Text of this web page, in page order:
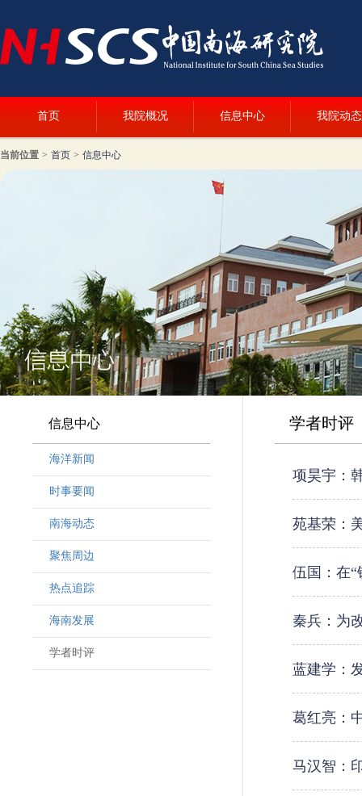
首页 我院概况 信息中心 我院动态
当前位置 > 首页 > 信息中心
信息中心
海洋新闻
时事要闻
南海动态
聚焦周边
热点追踪
海南发展
学者时评
学者时评
项昊宇：
苑基荣：
伍国：在“
秦兵：为
蓝建学：
葛红亮：
马汉智：